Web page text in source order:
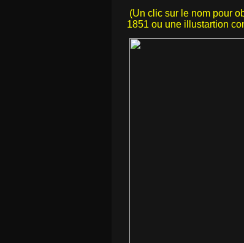
(Un clic sur le nom pour
1851 ou une illustartion